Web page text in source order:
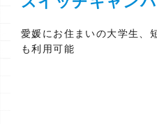
愛媛にお住まいの大学生、
も利用可能